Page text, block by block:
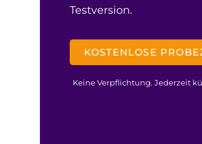
Testversion.
KOSTENLOSE
Keine Verpflichtung. Jederzeit